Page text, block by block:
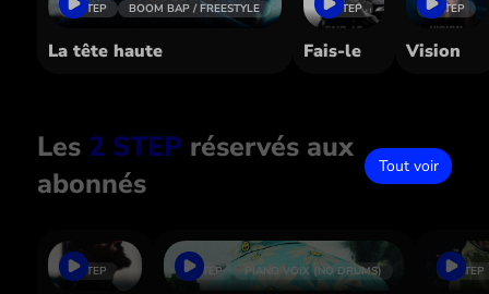
2 STEP BOOM BAP / FREESTYLE
La tête haute
2 STEP
Fais-le
2 STEP
Vision
Les 2 STEP réservés aux
abonnés
Tout voir
2 STEP 2 STEP PIANO VOIX (NO DRUMS) 2 STEP